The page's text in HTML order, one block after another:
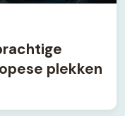
plekken